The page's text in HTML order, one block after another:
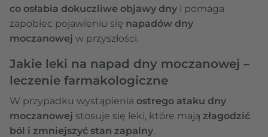
co osłabia dokuczliwe objawy dny i pomaga
zapobiec pojawieniu się napadów dny
moczanowej w przyszłości.
Jakie leki na napad dny moczanowej –
leczenie farmakologiczne
W przypadku wystąpienia ostrego ataku dny
moczanowej stosuje się leki, które mają złagodzić
ból i zmniejszyć stan zapalny.